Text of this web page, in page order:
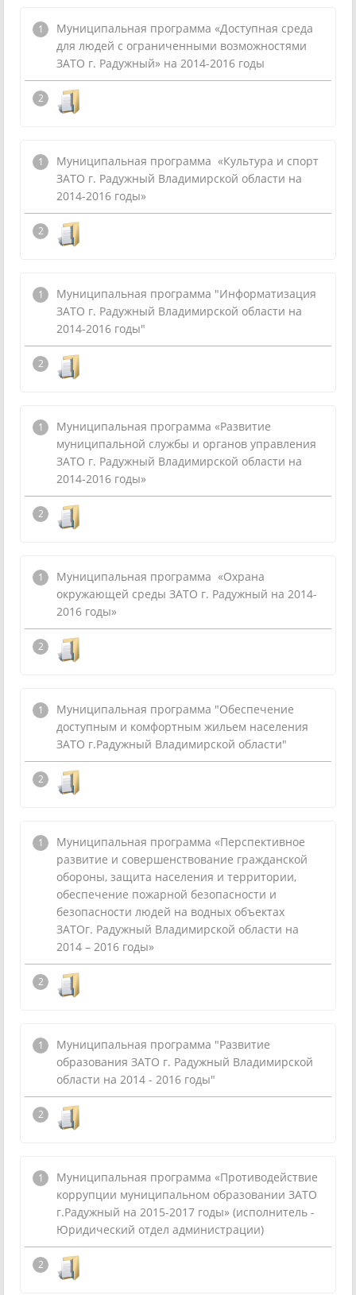
Муниципальная программа «Доступная среда
для людей с ограниченными возможностями
ЗАТО г. Радужный» на 2014-2016 годы
Муниципальная программа «Культура и спорт
ЗАТО г. Радужный Владимирской области на
2014-2016 годы»
Муниципальная программа "Информатизация
ЗАТО г. Радужный Владимирской области на
2014-2016 годы"
Муниципальная программа «Развитие
муниципальной службы и органов управления
ЗАТО г. Радужный Владимирской области на
2014-2016 годы»
Муниципальная программа «Охрана
окружающей среды ЗАТО г. Радужный на 2014-
2016 годы»
Муниципальная программа "Обеспечение
доступным и комфортным жильем населения
ЗАТО г.Радужный Владимирской области"
Муниципальная программа «Перспективное
развитие и совершенствование гражданской
обороны, защита населения и территории,
обеспечение пожарной безопасности и
безопасности людей на водных объектах
ЗАТОг. Радужный Владимирской области на
2014 – 2016 годы»
Муниципальная программа "Развитие
образования ЗАТО г. Радужный Владимирской
области на 2014 - 2016 годы"
Муниципальная программа «Противодействие
коррупции муниципальном образовании ЗАТО
г.Радужный на 2015-2017 годы» (исполнитель -
Юридический отдел администрации)